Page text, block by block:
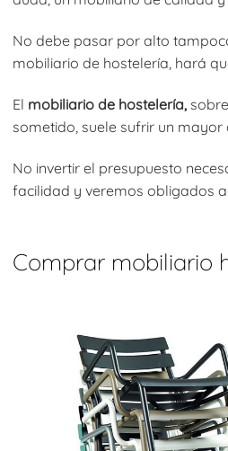
No debe pasar por alto
mobiliario de hostelería, hará
El mobiliario de hostelería,
sometido, suele sufrir un
No invertir el presupuesto
facilidad y veremos obligados
Comprar mobiliario